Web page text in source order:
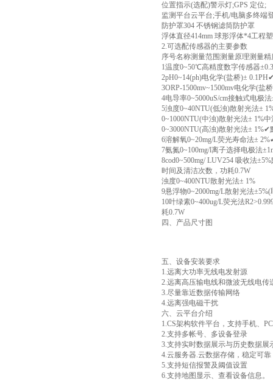
位置指示(选配)警示灯;GPS 定位;
监测平台云平台;手机/电脑多终端
防护罩304 不锈钢滤筒防护罩
浮体直径414mm 球形浮体*4工程
2.可选配传感器的主要参数
序号名称测量范围测量原理测量
1温度0~50℃高精度数字传感器
2pH0~14(ph)电化学(盐桥)±
3ORP-1500mv~1500mv电化学(盐
4电导率0~5000uS/cm接触式电极
5浊度0~40NTU(低浊)散射光法±
0~1000NTU(中浊)散射光法± 1%
0~3000NTU(高浊)散射光法± 1%✔
6溶解氧0~20mg/L荧光寿命法±
7氨氮0~100mg/l离子选择电极法
8cod0~500mg/ LUV254 吸收法
时间及清洁次数，功耗0.7W
浊度0~400NTU散射光法± 1%
9悬浮物0~2000mg/L散射光法
10叶绿素0~400ug/L荧光法
耗0.7W
四、产品尺寸图
五、设备安装要求
1.远离大功率无线电发射源
2.远离高压输电线和微波无线电传
3.尽量靠近数据传输网络
4.远离强电磁干扰
六、云平台介绍
1.CS架构软件平台，支持手机、
2.支持多帐号、多设备登录
3.支持实时数据展示与历史数据展
4.云服务器.云数据存储，稳定可
5.支持短信报警及阈值设置
6.支持地图显示、查看设备信息。